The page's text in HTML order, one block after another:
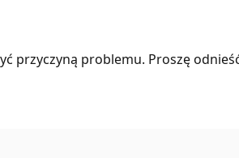
przyczyną problemu. Proszę